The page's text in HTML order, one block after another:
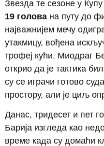
Звезда те сезоне у
19 голова на путу до
најважнијем мечу
утакмицу, вођена
трофеј кући. Миодраг
открио да је тактика
су се играчи готово
простору, али је циљ
Данас, тридесет и пет
Барија изгледа као
време када су домаћи